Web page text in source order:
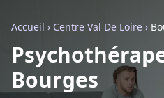
Accueil › Centre Val De Loire ›
Bourges